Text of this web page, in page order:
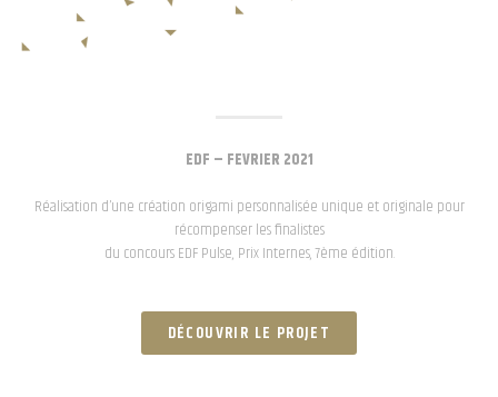
EDF – FEVRIER 2021
Réalisation d’une création origami personnalisée unique et originale pour
récompenser les finalistes
du concours EDF Pulse, Prix Internes, 7ème édition.
DÉCOUVRIR LE PROJET